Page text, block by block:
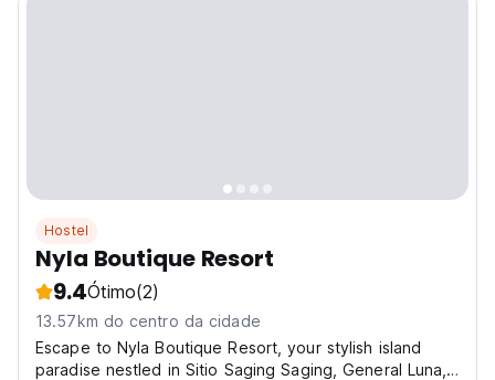
Hostel
Nyla Boutique Resort
9.4Ótimo(2)
13.57km do centro da cidade
Escape to Nyla Boutique Resort, your stylish island
paradise nestled in Sitio Saging Saging, General Luna,